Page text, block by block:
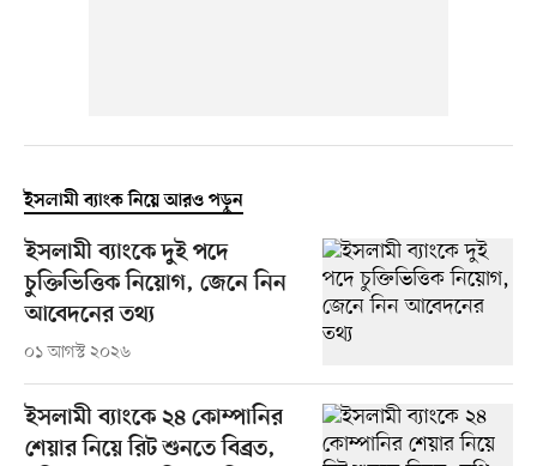
ইসলামী ব্যাংক নিয়ে আরও পড়ুন
ইসলামী ব্যাংকে দুই পদে
চুক্তিভিত্তিক নিয়োগ, জেনে নিন
আবেদনের তথ্য
০১ আগস্ট ২০২৬
ইসলামী ব্যাংকে ২৪ কোম্পানির
শেয়ার নিয়ে রিট শুনতে বিব্রত,